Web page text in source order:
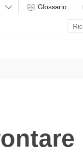
Glossario
Enter
term